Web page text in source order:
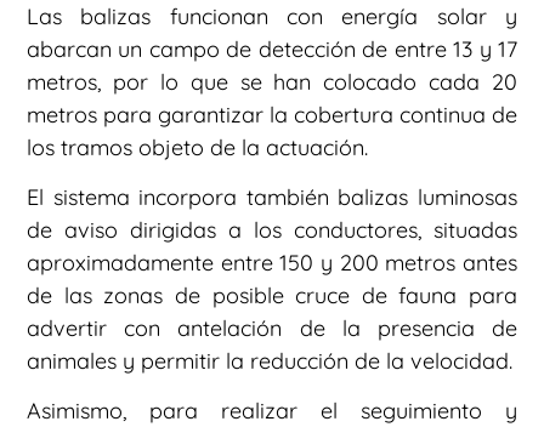
Las balizas funcionan con energía solar y
abarcan un campo de detección de entre 13 y 17
metros, por lo que se han colocado cada 20
metros para garantizar la cobertura continua de
los tramos objeto de la actuación.
El sistema incorpora también balizas luminosas
de aviso dirigidas a los conductores, situadas
aproximadamente entre 150 y 200 metros antes
de las zonas de posible cruce de fauna para
advertir con antelación de la presencia de
animales y permitir la reducción de la velocidad.
Asimismo, para realizar el seguimiento y